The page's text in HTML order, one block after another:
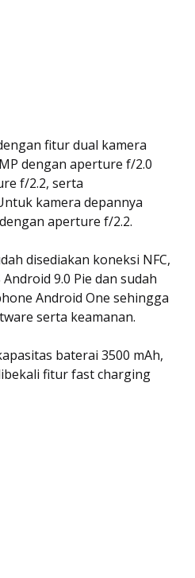
fitur dual kamera
dengan aperture f/2.0
f/2.2, serta
kamera depannya
aperture f/2.2.
disediakan koneksi NFC,
9.0 Pie dan sudah
Android One sehingga
serta keamanan.
baterai 3500 mAh,
fitur fast charging